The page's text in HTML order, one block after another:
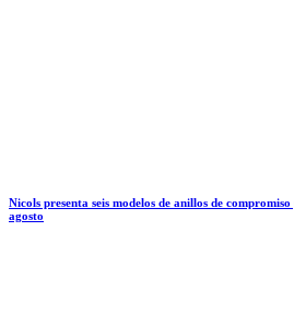
Nicols presenta seis modelos de anillos de
agosto